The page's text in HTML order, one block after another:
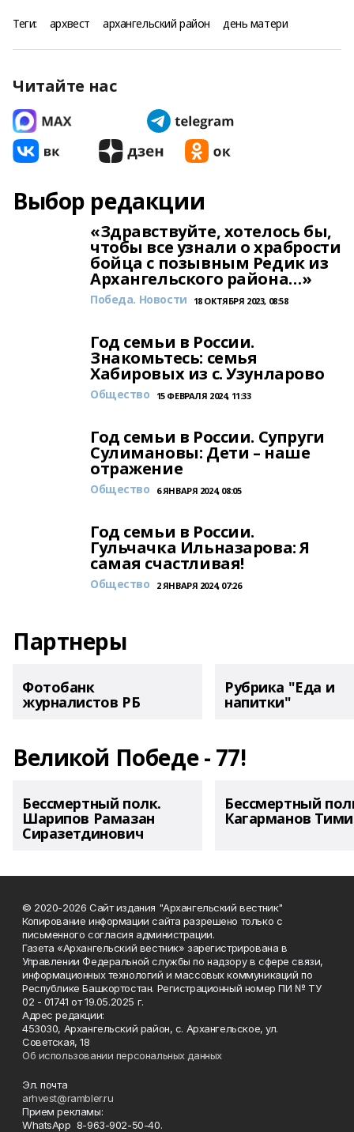
Теги: архвест архангельский район день матери
Читайте нас
Выбор редакции
«Здравствуйте, хотелось бы,
чтобы все узнали о храбрости
бойца с позывным Редик из
Архангельского района…»
Победа. Новости 18 ОКТЯБРЯ 2023, 08:58
Год семьи в России.
Знакомьтесь: семья
Хабировых из с. Узунларово
Общество 15 ФЕВРАЛЯ 2024, 11:33
Год семьи в России. Супруги
Сулимановы: Дети – наше
отражение
Общество 6 ЯНВАРЯ 2024, 08:05
Год семьи в России.
Гульчачка Ильназарова: Я
самая счастливая!
Общество 2 ЯНВАРЯ 2024, 07:26
Партнеры
Фотобанк
журналистов РБ
Рубрика "Еда и
напитки"
Великой Победе - 77!
Бессмертный полк.
Шарипов Рамазан
Сиразетдинович
Бессмертный
Кагарманов
© 2020-2026 Сайт издания "Архангельский вестник"
Копирование информации сайта разрешено только с
письменного согласия администрации.
Газета «Архангельский вестник» зарегистрирована в
Управлении Федеральной службы по надзору в сфере связи,
информационных технологий и массовых коммуникаций по
Республике Башкортостан. Регистрационный номер ПИ № ТУ
02 - 01741 от 19.05.2025 г.
Адрес редакции:
453030, Архангельский район, с. Архангельское, ул.
Советская, 18
Об использовании персональных данных
Эл. почта
arhvest@rambler.ru
Прием рекламы:
WhatsApp 8-963-902-50-40.